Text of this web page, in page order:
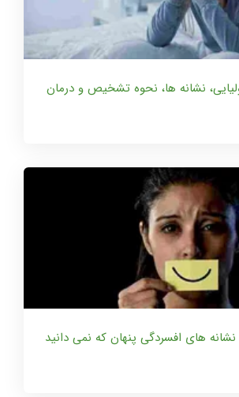
نشانه ها، نحوه تشخیص و درمان
های افسردگی پنهان که نمی دانید